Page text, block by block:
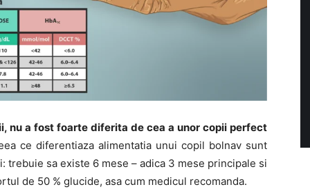
nu a fost foarte diferita de cea a unor copii perfect
ce diferentiaza alimentatia unui copil bolnav sunt
sa existe 6 mese – adica 3 mese principale si
de 50 % glucide, asa cum medicul recomanda.